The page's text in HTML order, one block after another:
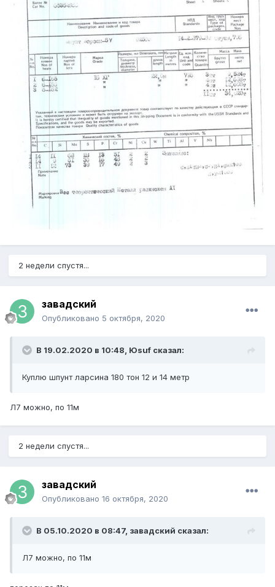
2 недели спустя...
завадский
Опубликовано 5 октября, 2020
В 19.02.2020 в 10:48, Юsuf сказал:
Куплю шпунт ларсина 180 тон 12 и 14 метр
Л7 можно, по 11м
2 недели спустя...
завадский
Опубликовано 16 октября, 2020
В 05.10.2020 в 08:47, завадский сказал:
Л7 можно, по 11м